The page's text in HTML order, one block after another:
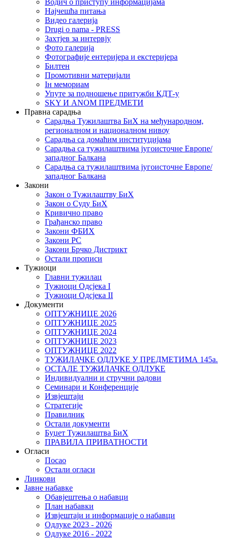
Водич о приступу информацијама
Најчешћа питања
Видео галерија
Drugi o nama - PRESS
Захтјев за интервју
Фото галерија
Фотографије ентеријера и екстеријера
Билтен
Промотивни материјали
Iн мемориам
Упуте за подношење притужби КДТ-у
SKY И ANOM ПРЕДМЕТИ
Правна сарадња
Сарадња Тужилаштва БиХ на међународном,
регионалном и националном нивоу
Сарадња са домаћим институцијама
Сарадња са тужилаштвима југоисточне Европе/
западног Балкана
Сарадња са тужилаштвима југоисточне Европе/
западног Балкана
Закони
Закон о Тужилаштву БиХ
Закон о Суду БиХ
Кривично право
Грађанско право
Закони ФБИХ
Закони РС
Закони Брчко Дистрикт
Остали прописи
Тужиоци
Главни тужилац
Тужиоци Oдсјекa I
Тужиоци Oдсјекa II
Документи
ОПТУЖНИЦЕ 2026
ОПТУЖНИЦЕ 2025
ОПТУЖНИЦЕ 2024
ОПТУЖНИЦЕ 2023
ОПТУЖНИЦЕ 2022
ТУЖИЛАЧКЕ ОДЛУКЕ У ПРЕДМЕТИМА 145а.
ОСТАЛЕ ТУЖИЛАЧКЕ ОДЛУКЕ
Индивидуални и стручни радови
Семинари и Конференције
Извјештаји
Стратегије
Правилник
Остали документи
Буџет Тужилаштва БиХ
ПРАВИЛА ПРИВАТНОСТИ
Огласи
Посао
Остали огласи
Линкови
Јавне набавке
Обавјештења о набавци
План набавки
Извјештаји и информације о набавци
Одлуке 2023 - 2026
Одлуке 2016 - 2022